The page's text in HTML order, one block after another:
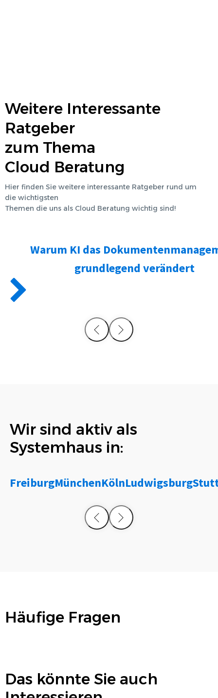
Weitere Interessante
Ratgeber
zum Thema
Cloud Beratung
Hier finden Sie weitere interessante Ratgeber rund um
die wichtigsten
Themen die uns als Cloud Beratung wichtig sind!
Warum KI das
grundlegend verändert
Wir sind aktiv als
Systemhaus in:
FreiburgMünchenKölnLudwigsburg
Häufige Fragen
Das könnte Sie auch